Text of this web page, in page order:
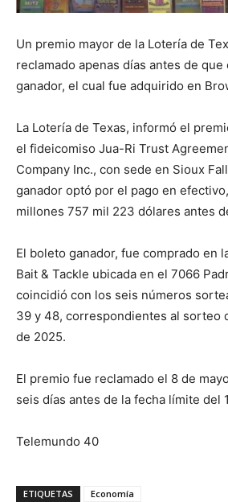
Un premio mayor de la Lotería de
reclamado apenas días antes de
ganador, el cual fue adquirido en
La Lotería de Texas, informó el
el fideicomiso Jua-Ri Trust
Company Inc., con sede en Sioux
ganador optó por el pago en
millones 757 mil 223 dólares antes
El boleto ganador, fue comprado en
Bait & Tackle ubicada en el 7066
coincidió con los seis números
39 y 48, correspondientes al sorteo
de 2025.
El premio fue reclamado el 8 de
seis días antes de la fecha límite del
Telemundo 40
ETIQUETAS Economía